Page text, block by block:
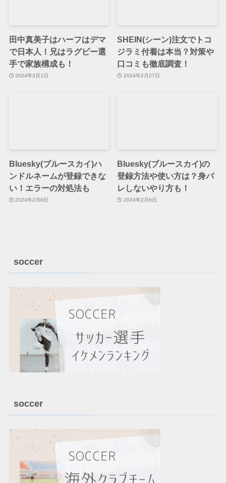
田中真美子はハーフはデマ
で日本人！兄はラグビー選
手で家族構成も！
2024年3月1日
SHEIN(シーン)注文でトコ
ジラミ付着は本当？対策や
口コミも徹底調査！
2024年2月27日
Bluesky(ブルースカイ)ハ
ンドルネームが登録できな
い！エラーの対処法も
2024年2月8日
Bluesky(ブルースカイ)の
登録方法や使い方は？身バ
レしないやり方も！
2024年2月6日
soccer
soccer